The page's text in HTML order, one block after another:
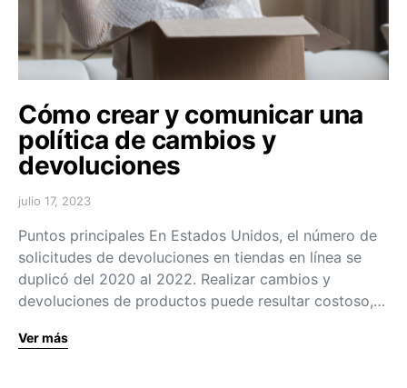
Cómo crear y comunicar una
política de cambios y
devoluciones
julio 17, 2023
Puntos principales En Estados Unidos, el número de
solicitudes de devoluciones en tiendas en línea se
duplicó del 2020 al 2022. Realizar cambios y
devoluciones de productos puede resultar costoso,…
Ver más